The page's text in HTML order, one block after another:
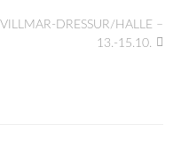
VILLMAR-DRESSUR/HALLE –
13.-15.10.